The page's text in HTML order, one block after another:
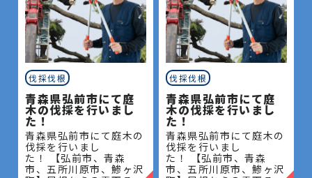
伐採伐根
青森県弘前市にて庭
木の伐採を行いまし
た！
青森県弘前市にて庭木の
伐採を行いまし
た！ 【弘前市、青森
市、五所川原市、鯵ヶ沢
伐採伐根
青森県弘前市にて庭
木の伐採を行いまし
た！
青森県弘前市にて庭木の
伐採を行いまし
た！ 【弘前市、青森
市、五所川原市、鯵ヶ沢